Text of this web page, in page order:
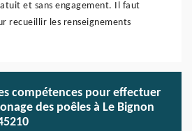
et sans engagement. Il faut
recueillir les renseignements
compétences pour effectuer
des poêles à Le Bignon